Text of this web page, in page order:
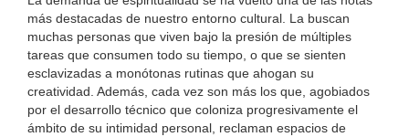
más destacadas de nuestro entorno cultural. La buscan
muchas personas que viven bajo la presión de múltiples
tareas que consumen todo su tiempo, o que se sienten
esclavizadas a monótonas rutinas que ahogan su
creatividad. Además, cada vez son más los que, agobiados
por el desarrollo técnico que coloniza progresivamente el
ámbito de su intimidad personal, reclaman espacios de